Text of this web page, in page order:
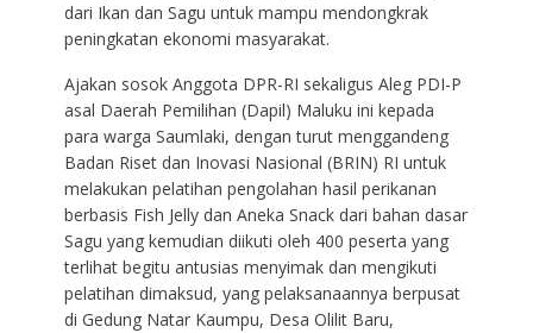
dari Ikan dan Sagu untuk mampu mendongkrak
peningkatan ekonomi masyarakat.
Ajakan sosok Anggota DPR-RI sekaligus Aleg PDI-P
asal Daerah Pemilihan (Dapil) Maluku ini kepada
para warga Saumlaki, dengan turut menggandeng
Badan Riset dan Inovasi Nasional (BRIN) RI untuk
melakukan pelatihan pengolahan hasil perikanan
berbasis Fish Jelly dan Aneka Snack dari bahan dasar
Sagu yang kemudian diikuti oleh 400 peserta yang
terlihat begitu antusias menyimak dan mengikuti
pelatihan dimaksud, yang pelaksanaannya berpusat
di Gedung Natar Kaumpu, Desa Olilit Baru,